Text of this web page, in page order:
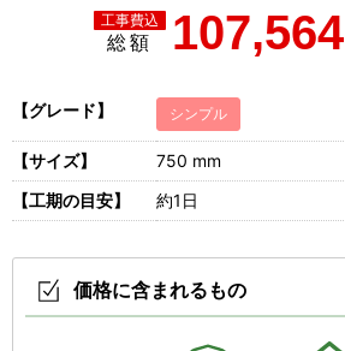
総額 107,564
【グレード】 シンプル
【サイズ】
750 mm
【工期の目安】
約1日
価格に含まれるもの